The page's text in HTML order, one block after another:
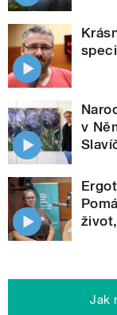
v
Jak